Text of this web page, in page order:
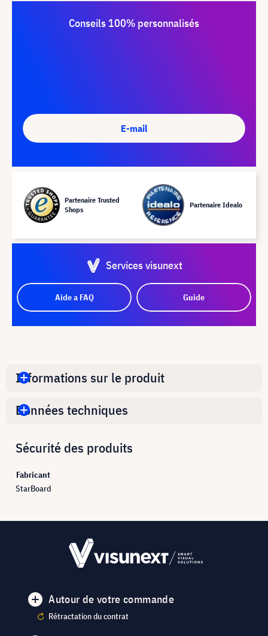
Conseils 100% personnalisés
E-mail
Partenaire Trusted
Shops
Partenaire Idealo
Services visunext
Aide a FAQ Guide
Informations sur le produit
Données techniques
Sécurité des produits
Fabricant
StarBoard
Autour de votre commande
Rétractation du contrat